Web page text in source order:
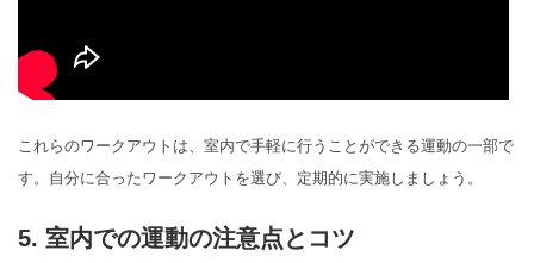
これらのワークアウトは、室内で手軽に行うことができる運動の一部で
す。自分に合ったワークアウトを選び、定期的に実施しましょう。
5. 室内での運動の注意点とコツ